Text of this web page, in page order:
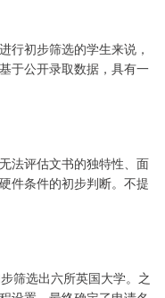
行初步筛选的学生来说，
于公开录取数据，具有一
法评估文书的独特性、面
件条件的初步判断。不提
筛选出六所英国大学。之